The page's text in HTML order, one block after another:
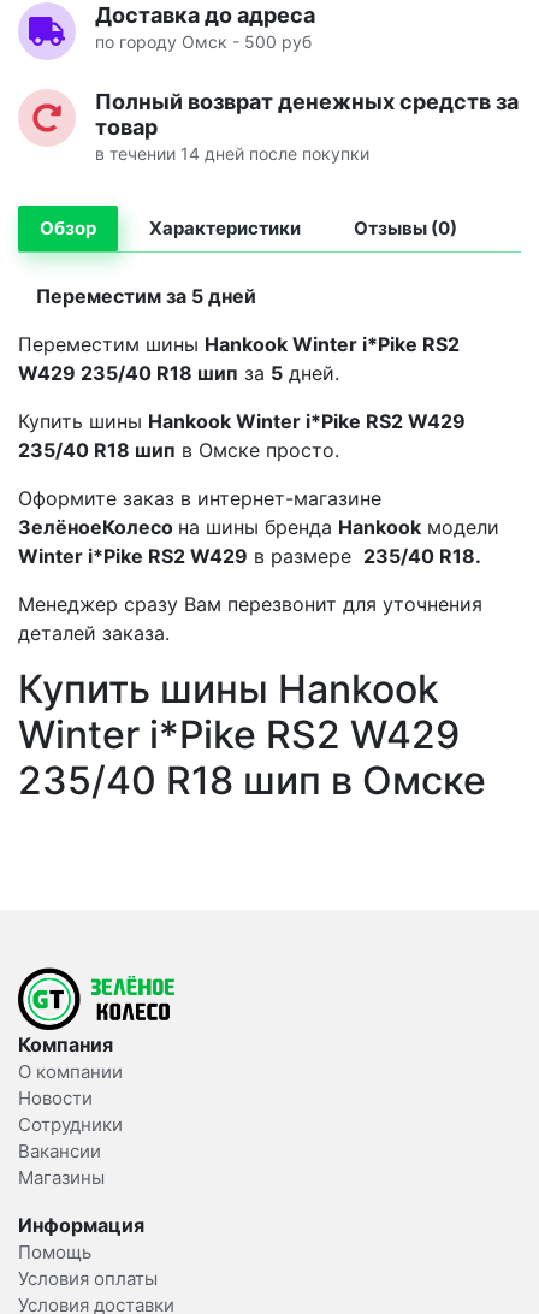
Доставка до адреса
по городу Омск - 500 руб
Полный возврат денежных средств за
товар
в течении 14 дней после покупки
Обзор Характеристики Отзывы (0)
Переместим за 5 дней
Переместим шины Hankook Winter i*Pike RS2
W429 235/40 R18 шип за 5 дней.
Купить шины Hankook Winter i*Pike RS2 W429
235/40 R18 шип в Омске просто.
Оформите заказ в интернет-магазине
ЗелёноеКолесо на шины бренда Hankook модели
Winter i*Pike RS2 W429 в размере 235/40 R18.
Менеджер сразу Вам перезвонит для уточнения
деталей заказа.
Купить шины Hankook
Winter i*Pike RS2 W429
235/40 R18 шип в Омске
Компания
О компании
Новости
Сотрудники
Вакансии
Магазины
Информация
Помощь
Условия оплаты
Условия доставки